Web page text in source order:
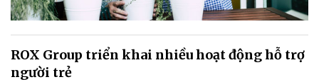
ROX Group triển khai nhiều hoạt động hỗ trợ
người trẻ